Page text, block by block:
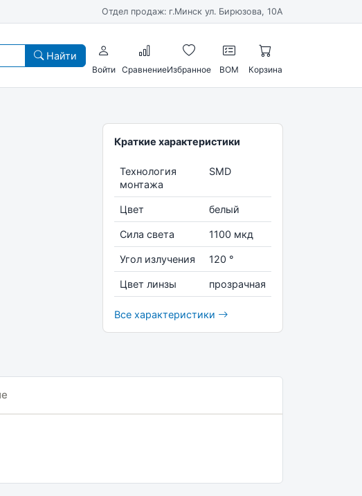
Отдел продаж: г.Минск ул. Бирюзова, 10А
Найти
Войти СравнениеИзбранное BOM Корзина
Краткие характеристики
Технология
монтажа
SMD
Цвет белый
Сила света 1100 мкд
Угол излучения 120 °
Цвет линзы прозрачная
Все характеристики